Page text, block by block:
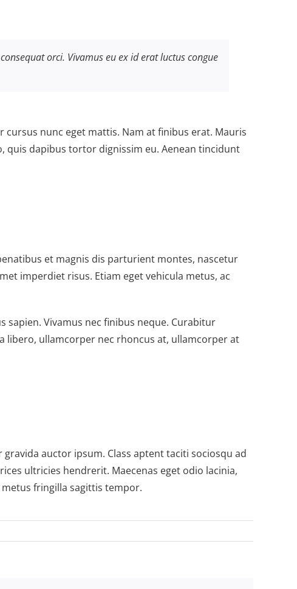
orci. Vivamus eu ex id erat luctus congue
nunc eget mattis. Nam at finibus erat. Mauris
quis dapibus tortor dignissim eu. Aenean tincidunt
et magnis dis parturient montes, nascetur
imperdiet risus. Etiam eget vehicula metus, ac
Vivamus nec finibus neque. Curabitur
libero, ullamcorper nec rhoncus at, ullamcorper at
auctor ipsum. Class aptent taciti sociosqu ad
ultricies hendrerit. Maecenas eget odio lacinia,
fringilla sagittis tempor.